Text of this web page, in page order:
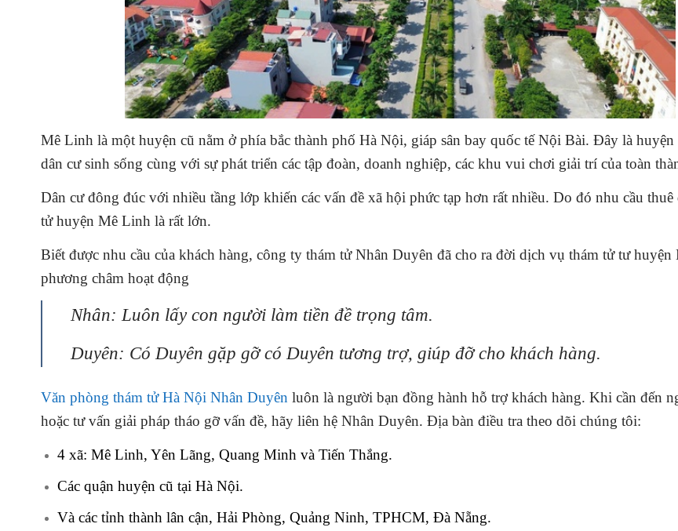
Mê Linh là một huyện cũ nằm ở phía bắc thành phố Hà Nội, giáp sân bay quốc tế Nội Bài. Đây là
dân cư sinh sống cùng với sự phát triển các tập đoàn, doanh nghiệp, các khu vui chơi giải trí của toàn
Dân cư đông đúc với nhiều tầng lớp khiến các vấn đề xã hội phức tạp hơn rất nhiều. Do đó nhu cầu
tửhuyện Mê Linh là rất lớn.
Biết được nhu cầu của khách hàng, công ty thám tử Nhân Duyên đã cho ra đời dịch vụ thám tử tưhuyện
phương châm hoạt động
Nhân: Luôn lấy con người làm tiền đề trọng tâm.
Duyên: Có Duyên gặp gỡ có Duyên tương trợ, giúp đỡ cho khách hàng.
Văn phòng thám tử Hà Nội Nhân Duyên luôn là người bạn đồng hành hỗ trợ khách hàng. Khi cần đến
hoặc tư vấn giải pháp tháo gỡ vấn đề, hãy liên hệ Nhân Duyên. Địa bàn điều tra theo dõi chúng tôi:
4 xã: Mê Linh, Yên Lãng, Quang Minh và Tiến Thắng.
Các quận huyện cũ tại Hà Nội.
Và các tỉnh thành lân cận, Hải Phòng, Quảng Ninh, TPHCM, Đà Nẵng.